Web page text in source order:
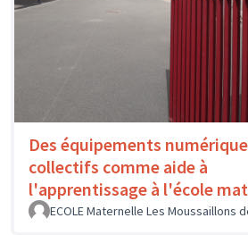
Des équipements
collectifs comme aide à
l'apprentissage à l'école
ECOLE Maternelle Les Moussaillons